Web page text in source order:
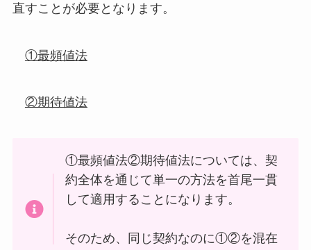
直すことが必要となります。
①最頻値法
②期待値法
①最頻値法②期待値法については、契
約全体を通じて単一の方法を首尾一貫
して適用することになります。
そのため、同じ契約なのに①②を混在